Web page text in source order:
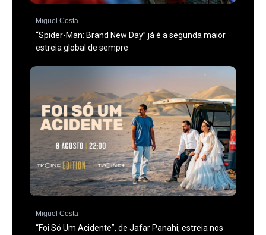
Miguel Costa
“Spider-Man: Brand New Day” já é a segunda maior
estreia global de sempre
Miguel Costa
“Foi Só Um Acidente”, de Jafar Panahi, estreia nos